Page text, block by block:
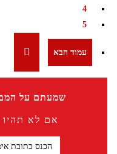
4
5
שמעתם על
אם לא